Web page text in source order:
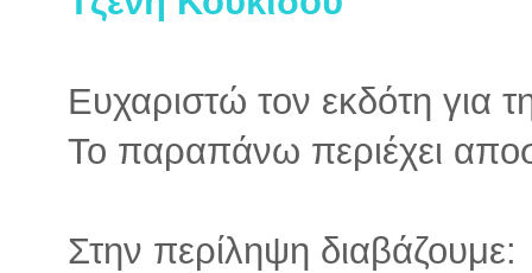
Ευχαριστώ τον εκδότη για
Το παραπάνω περιέχει
Στην περίληψη διαβάζουμε: